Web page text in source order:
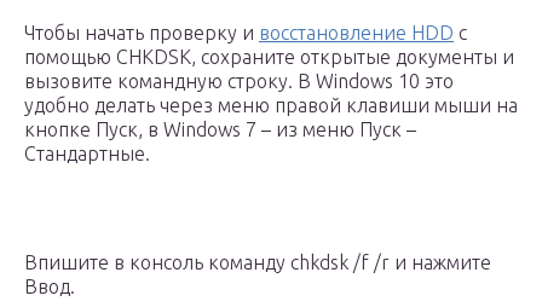
Чтобы начать проверку и восстановление HDD с
помощью CHKDSK, сохраните открытые документы и
вызовите командную строку. В Windows 10 это
удобно делать через меню правой клавиши мыши на
кнопке Пуск, в Windows 7 – из меню Пуск –
Стандартные.
Впишите в консоль команду chkdsk /f /r и нажмите
Ввод.